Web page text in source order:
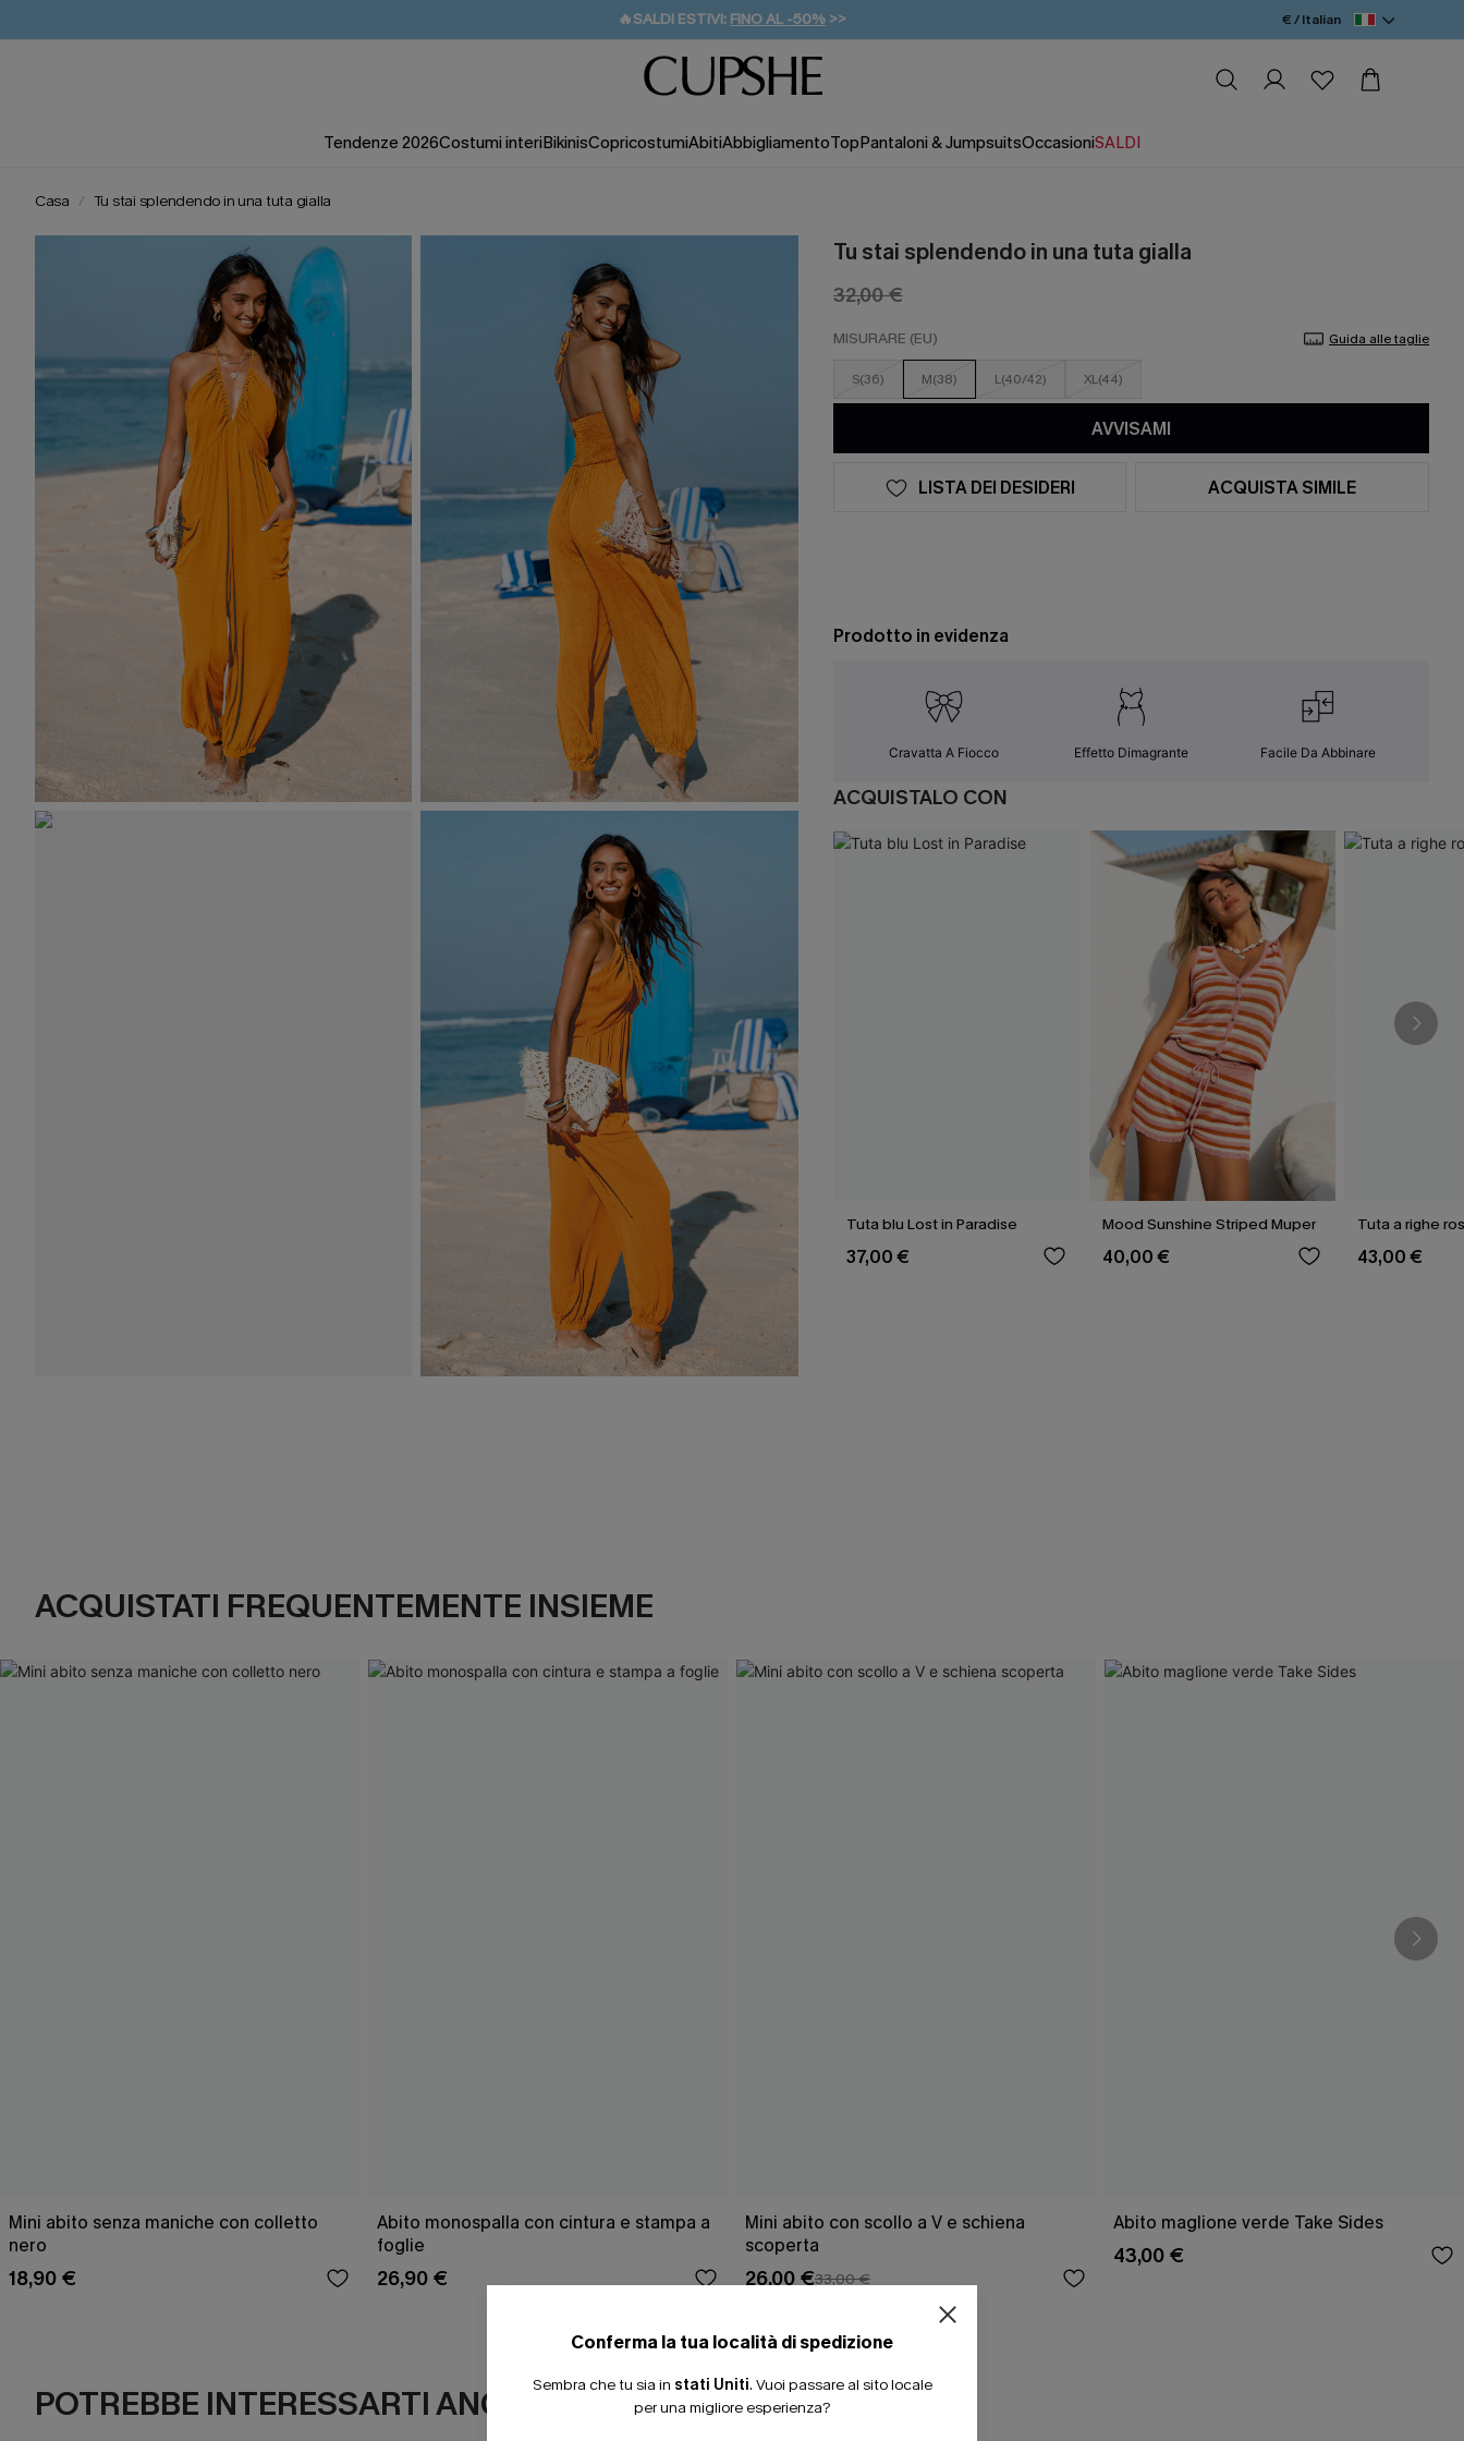
🔥SALDI ESTIVI: FINO AL -50% >>
🚚SPEDIZIONE GRATUITA DA 49€
💌REGALO PER I NUOVI: 20% DI SCONTO*
€ / Italian
Tendenze 2026Costumi interiBikinisCopricostumiAbitiAbbigliamentoTopPantaloni & JumpsuitsOccasioniSALDI
Casa Tu stai splendendo in una tuta gialla
Tu stai splendendo in una tuta gialla
32,00 €
MISURARE (EU) Guida alle taglie
S(36) M(38) L(40/42) XL(44)
AVVISAMI
LISTA DEI DESIDERI ACQUISTA SIMILE
Prodotto in evidenza
Cravatta A Fiocco Effetto Dimagrante Facile Da Abbinare
ACQUISTALO CON
Tuta blu Lost in Paradise
37,00 €
Mood Sunshine Striped Muper
40,00 €
Tuta a righe
43,00 €
ACQUISTATI FREQUENTEMENTE INSIEME
Mini abito senza maniche con colletto
nero
18,90 €
Abito monospalla con cintura e stampa a
foglie
26,90 €
Mini abito con scollo a V e schiena
scoperta
26,00 €33,00 €
Abito maglione verde Take Sides
43,00 €
POTREBBE INTERESSARTI ANCHE
Conferma la tua località di spedizione
Sembra che tu sia in stati Uniti. Vuoi passare al sito locale
per una migliore esperienza?
ISCRIVITI PER OTTENERE
15% DI SCONTO SENZA MINIMO D'ORDINE
20% DI SCONTO SU 2 O PIÙ ARTICOLI